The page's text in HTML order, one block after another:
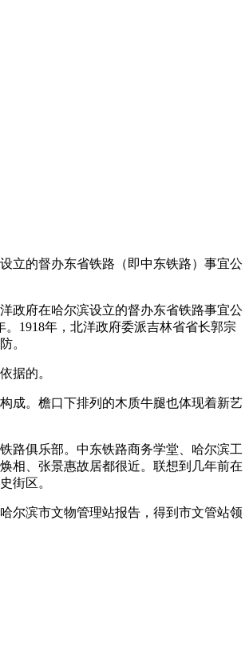
立的督办东省铁路（即中东铁路）事宜公
政府在哈尔滨设立的督办东省铁路事宜公
1918年，北洋政府委派吉林省省长郭宗
。
据的。
成。檐口下排列的木质牛腿也体现着新艺
路俱乐部。中东铁路商务学堂、哈尔滨工
相、张景惠故居都很近。联想到几年前在
街区。
尔滨市文物管理站报告，得到市文管站领